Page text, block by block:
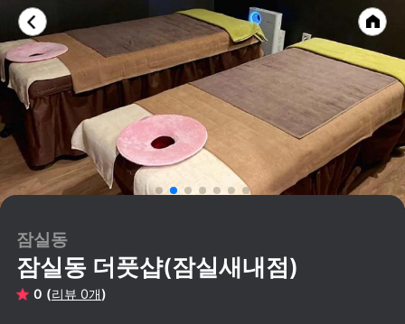
잠실동
잠실동 더풋샵(잠실새내점)
0 (리뷰 0개)